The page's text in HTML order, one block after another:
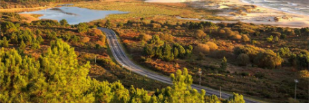
Gastronomía
Escenarios
Sostenibilidad